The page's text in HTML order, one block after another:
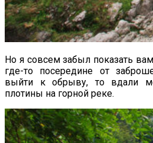
Но я совсем забыл показать
где-то посередине от
выйти к обрыву, то вдали
плотины на горной реке.